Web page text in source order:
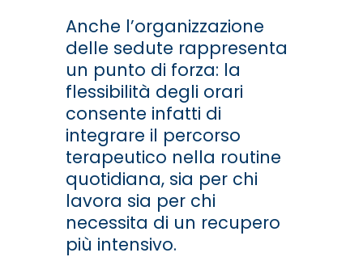
Anche l’organizzazione
delle sedute rappresenta
un punto di forza: la
flessibilità degli orari
consente infatti di
integrare il percorso
terapeutico nella routine
quotidiana, sia per chi
lavora sia per chi
necessita di un recupero
più intensivo.